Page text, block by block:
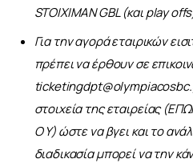
STOIXIMAN GBL (και play
Για την αγορά εταιρικών
πρέπει να έρθουν σε
στοιχεία της εταιρείας
Ο Υ) ώστε να βγει και το
διαδικασία μπορεί να την